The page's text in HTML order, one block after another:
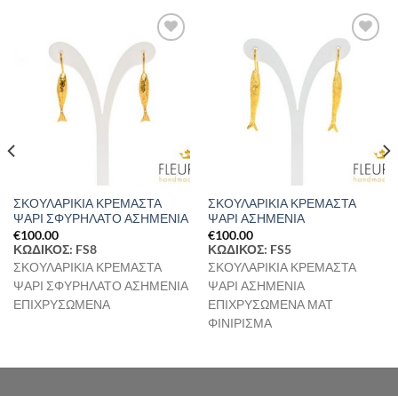
Προσθήκη
στη Λίστα
Επιθυμιών
ΣΚΟΥΛΑΡΙΚΙΑ ΚΡΕΜΑΣΤΑ
ΨΑΡΙ ΣΦΥΡΗΛΑΤΟ ΑΣΗΜΕΝΙΑ
€100.00
ΚΩΔΙΚΟΣ: FS8
ΣΚΟΥΛΑΡΙΚΙΑ ΚΡΕΜΑΣΤΑ
ΨΑΡΙ ΣΦΥΡΗΛΑΤΟ ΑΣΗΜΕΝΙΑ
ΕΠΙΧΡΥΣΩΜΕΝΑ
Προσθήκη
στη Λίστα
Επιθυμιών
ΣΚΟΥΛΑΡΙΚΙΑ ΚΡΕΜΑΣΤΑ
ΨΑΡΙ ΑΣΗΜΕΝΙΑ
€100.00
ΚΩΔΙΚΟΣ: FS5
ΣΚΟΥΛΑΡΙΚΙΑ ΚΡΕΜΑΣΤΑ
ΨΑΡΙ ΑΣΗΜΕΝΙΑ
ΕΠΙΧΡΥΣΩΜΕΝΑ ΜΑΤ
ΦΙΝΙΡΙΣΜΑ